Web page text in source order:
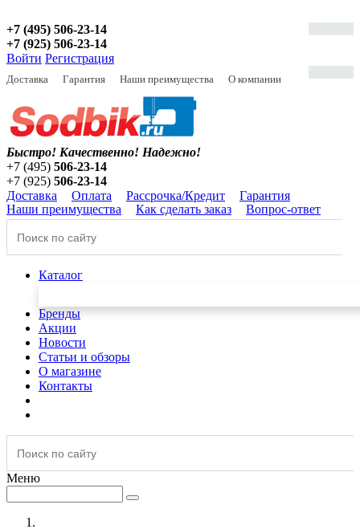
+7 (495) 506-23-14
+7 (925) 506-23-14
Войти Регистрация
Доставка Гарантия Наши преимущества О компании
Быстро! Качественно! Надежно!
+7 (495) 506-23-14
+7 (925) 506-23-14
Доставка
Оплата Рассрочка/Кредит
Гарантия
Наши преимущества
Как сделать заказ Вопрос-ответ
Каталог
Бренды
Акции
Новости
Статьи и обзоры
О магазине
Контакты
Меню